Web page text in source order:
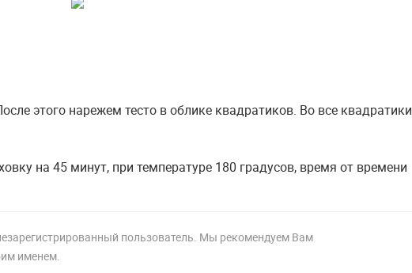
этого нарежем тесто в облике квадратиков. Во все квадратики
на 45 минут, при температуре 180 градусов, время от времени
пользователь. Мы рекомендуем Вам
именем.